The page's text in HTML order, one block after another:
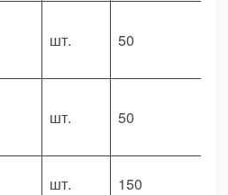
шт. 50
шт. 50
шт. 150